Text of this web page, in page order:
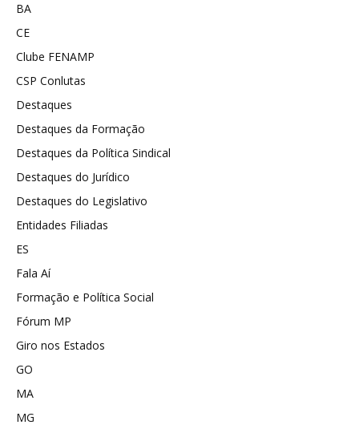
BA
CE
Clube FENAMP
CSP Conlutas
Destaques
Destaques da Formação
Destaques da Política Sindical
Destaques do Jurídico
Destaques do Legislativo
Entidades Filiadas
ES
Fala Aí
Formação e Política Social
Fórum MP
Giro nos Estados
GO
MA
MG